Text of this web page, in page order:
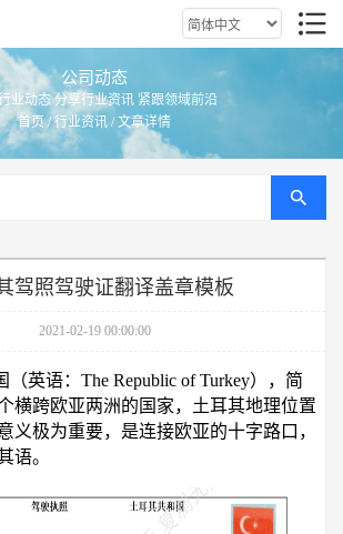
公司动态
业动态 分享行业资讯 紧跟领域前沿
首页/行业资讯 / 文章详情
驾照驾驶证翻译盖章模板
2021-02-19 00:00:00
（英语：The Republic of Turkey），简
横跨欧亚两洲的国家，土耳其地理位置
义极为重要，是连接欧亚的十字路口，
语。